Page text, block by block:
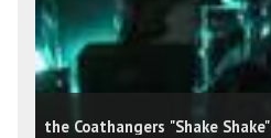
the Coathangers "Shake Shake"